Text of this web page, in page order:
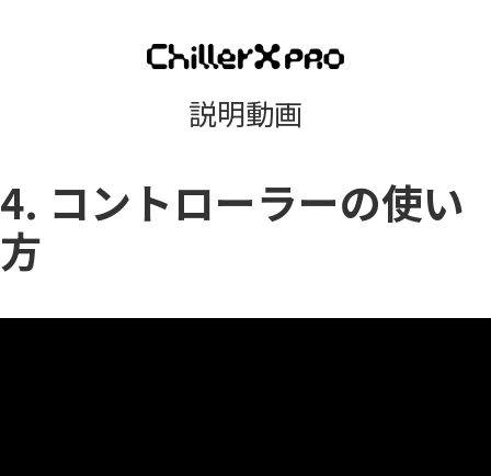
説明動画
4. コントローラーの使い
方